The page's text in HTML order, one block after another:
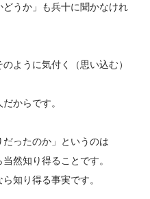
どうか」も兵十に聞かなけれ
ように気付く（思い込む）
からです。
だったのか」というのは
然知り得ることです。
知り得る事実です。